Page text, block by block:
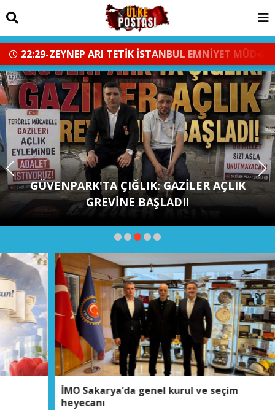
15:55-Levent CANDAN'dan Prof. Dr. Mehmet SARIBIY
Havanur ile Çağatay Han ömür boyu
mutluluğa "Evet" dedi
İMO Sakarya’da genel kurul ve seçim
heyecanı